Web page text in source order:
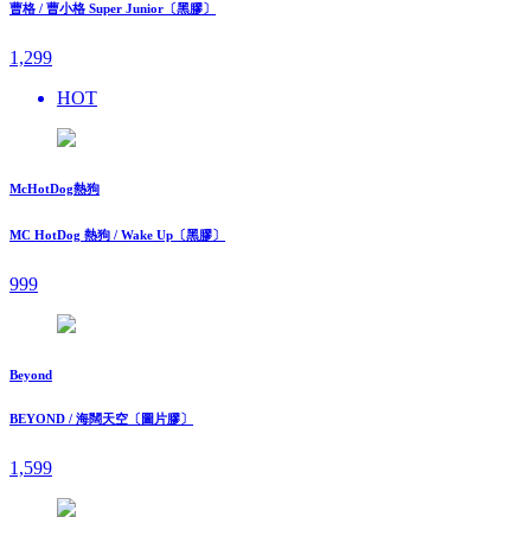
曹格 / 曹小格 Super Junior〔黑膠〕
1,299
HOT
McHotDog熱狗
MC HotDog 熱狗 / Wake Up〔黑膠〕
999
Beyond
BEYOND / 海闊天空〔圖片膠〕
1,599